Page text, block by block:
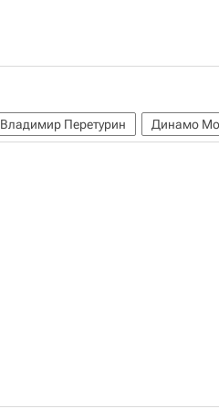
Владимир Перетурин Динамо